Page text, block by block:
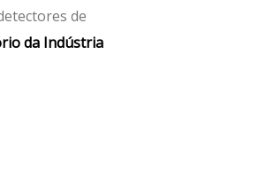
de
da Indústria